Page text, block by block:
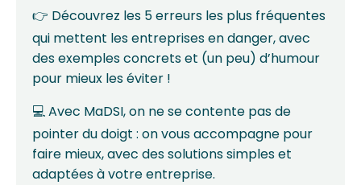
👉 Découvrez les 5 erreurs les plus fréquentes
qui mettent les entreprises en danger, avec
des exemples concrets et (un peu) d’humour
pour mieux les éviter !
💻 Avec MaDSI, on ne se contente pas de
pointer du doigt : on vous accompagne pour
faire mieux, avec des solutions simples et
adaptées à votre entreprise.